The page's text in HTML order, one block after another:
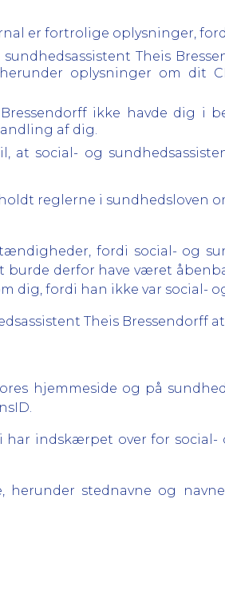
er fortrolige oplysninger,
Theis
oplysninger om dit
Bressendorff ikke havde dig
af dig.
at social- og
reglerne i
fordi social- og
derfor have været
dig, fordi han ikke var social-
Theis Bressendorff
hjemmeside og på
indskærpet over for social-
herunder stednavne og